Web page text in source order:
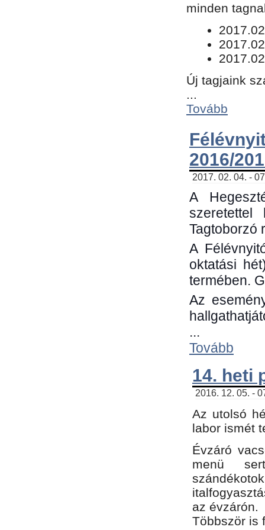
minden
Új tagjaink
...
Tovább
2016/
2017. 02. 04. -
A
Tagtoborzó
A
oktatási
termében.
Az
...
Tovább
14. heti
2016. 12. 05. -
Az utolsó
labor ismét
Évzáró
menü
az évzárón.
Többször is